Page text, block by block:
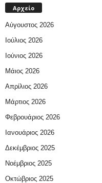
Αρχείο
Αύγουστος 2026
Ιούλιος 2026
Ιούνιος 2026
Μάιος 2026
Απρίλιος 2026
Μάρτιος 2026
Φεβρουάριος 2026
Ιανουάριος 2026
Δεκέμβριος 2025
Νοέμβριος 2025
Οκτώβριος 2025